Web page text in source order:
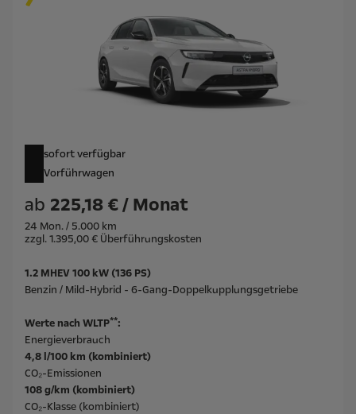
sofort verfügbar
Vorführwagen
ab 225,18 € / Monat
24 Mon. / 5.000 km
zzgl. 1.395,00 € Überführungskosten
1.2 MHEV 100 kW (136 PS)
Benzin / Mild-Hybrid - 6-Gang-Doppelkupplungsgetriebe
Werte nach WLTP**:
Energieverbrauch
4,8 l/100 km (kombiniert)
CO₂-Emissionen
108 g/km (kombiniert)
CO₂-Klasse (kombiniert)